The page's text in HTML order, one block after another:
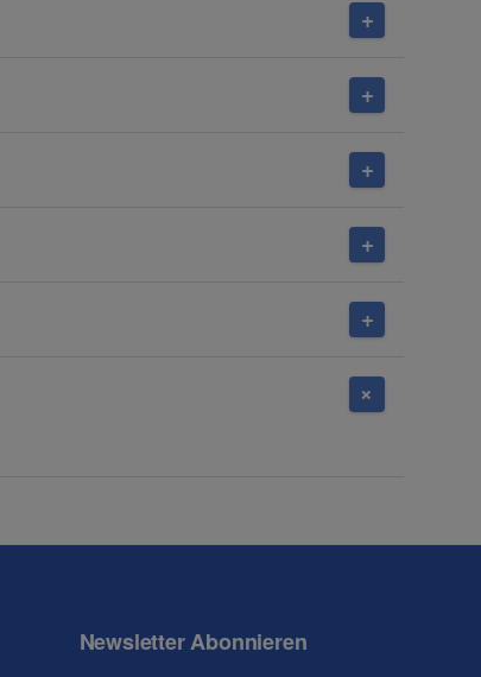
Newsletter Abonnieren